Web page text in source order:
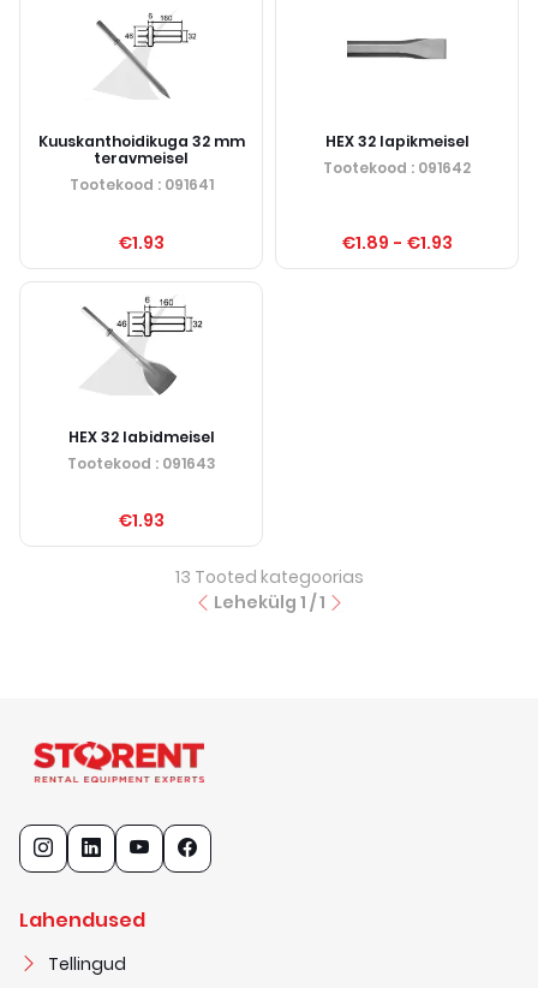
Kuuskanthoidikuga 32 mm
teravmeisel
Tootekood : 091641
€1.93
HEX 32 lapikmeisel
Tootekood : 091642
€1.89 - €1.93
HEX 32 labidmeisel
Tootekood : 091643
€1.93
13 Tooted kategoorias
Lehekülg 1 /1
Lahendused
Tellingud